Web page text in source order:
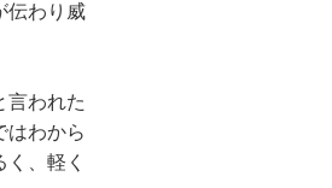
伝わり威
言われた
はわから
、軽く